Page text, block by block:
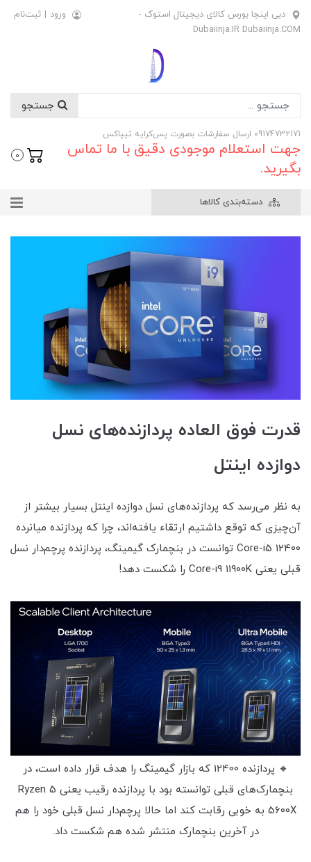
دبی اینجا بورس کالای دیجیتال استوک -
Dubaiinja.IR Dubaiinja.COM
ورود | ثبت‌نام
09174732171 ارسال سفارشات بصورت پس‌کرایه تیپاکس
جهت استعلام موجودی دقیق با ما تماس
بگیرید.
0
دسته‌بندی کالاها
قدرت فوق العاده پردازنده‌های نسل
دوازده اینتل
به نظر می‌رسد که پردازنده‌های نسل دوازده اینتل بسیار بیشتر از
آن‌چیزی که توقع داشتیم ارتقاء یافته‌اند، چرا که پردازنده میانرده
Core-i5 12400 توانست در بنچمارک گیمینگ، پردازنده پرچم‌دار نسل
قبلی یعنی Core-i9 11900K را شکست دهد!
🔸 پردازنده 12400 که بازار گیمینگ را هدف قرار داده است، در
بنچمارک‌های قبلی توانسته بود با پردازنده رقیب یعنی Ryzen 5
5600X به خوبی رقابت کند اما حالا پرچم‌دار نسل قبلی خود را هم
در آخرین بنچمارک منتشر شده هم شکست داد.